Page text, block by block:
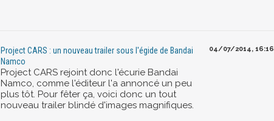
Project CARS : un nouveau trailer sous l'égide de Bandai
Namco
Project CARS rejoint donc l'écurie Bandai
Namco, comme l'éditeur l'a annoncé un peu
plus tôt. Pour fêter ça, voici donc un tout
nouveau trailer blindé d'images magnifiques.
04/07/2014, 16:16